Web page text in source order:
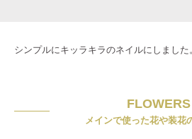
シンプルにキッラキラのネイルにしました。
FLOWERS
メインで使った花や装花